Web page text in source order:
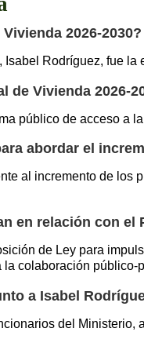
2026-2030?
Rodríguez, fue
de Vivienda 2026-
público de acceso a
abordar el
al incremento de
en relación con el
de Ley para
la colaboración público-
a Isabel
del